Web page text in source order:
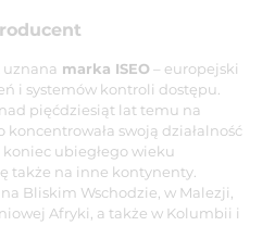
marka ISEO – europejski
i systemów kontroli dostępu.
pięćdziesiąt lat temu na
koncentrowała swoją działalność
ubiegłego wieku
także na inne kontynenty.
Bliskim Wschodzie, w Malezji,
Afryki, a także w Kolumbii i